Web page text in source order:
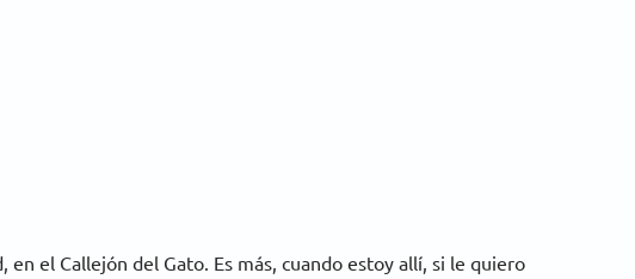
el Callejón del Gato. Es más, cuando estoy allí, si le quiero